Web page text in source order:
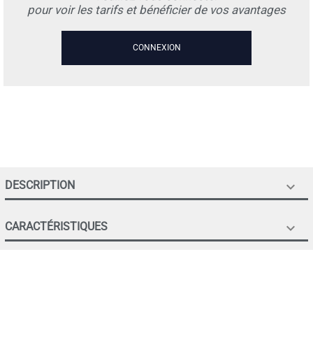
pour voir les tarifs et bénéficier de vos avantages
CONNEXION
DESCRIPTION 
CARACTÉRISTIQUES 